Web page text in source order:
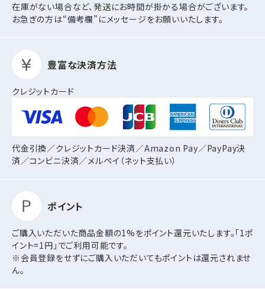
在庫がない場合など、発送にお時間が掛かる場合がございます。
お急ぎの方は“備考欄”にメッセージをお願いいたします。
豊富な決済方法
クレジットカード
代金引換／クレジットカード決済／Amazon Pay／PayPay決
済／コンビニ決済／メルペイ（ネット支払い）
ポイント
ご購入いただいた商品金額の1%をポイント還元いたします。「1ポ
イント=1円」でご利用可能です。
※会員登録をせずにご購入いただいてもポイントは還元されませ
ん。